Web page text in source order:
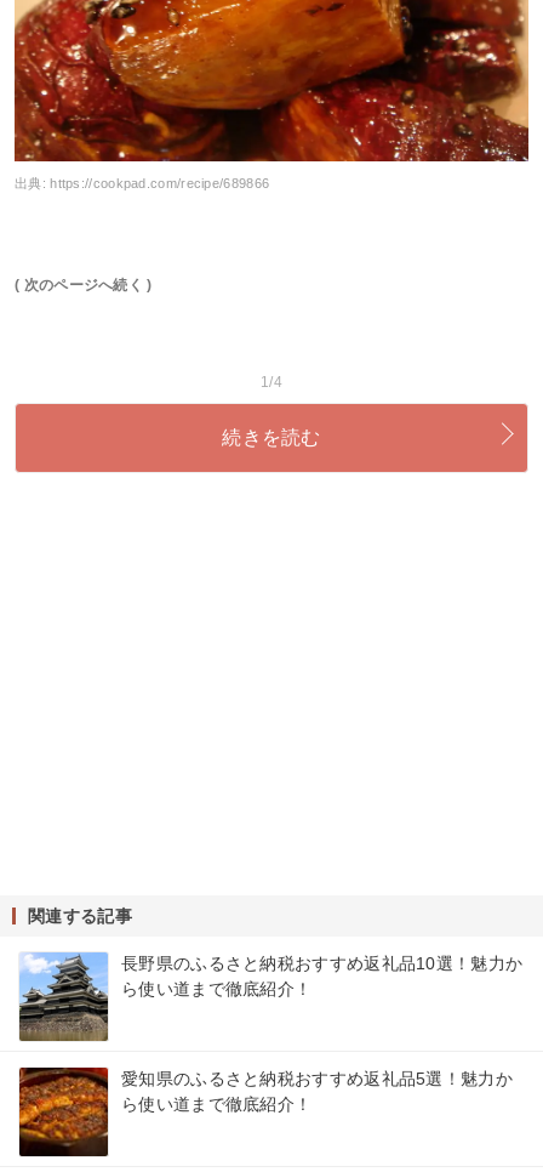
出典:https://cookpad.com/recipe/689866
( 次のページへ続く )
1/4
続きを読む
関連する記事
長野県のふるさと納税おすすめ返礼品10選！魅力か
ら使い道まで徹底紹介！
愛知県のふるさと納税おすすめ返礼品5選！魅力か
ら使い道まで徹底紹介！